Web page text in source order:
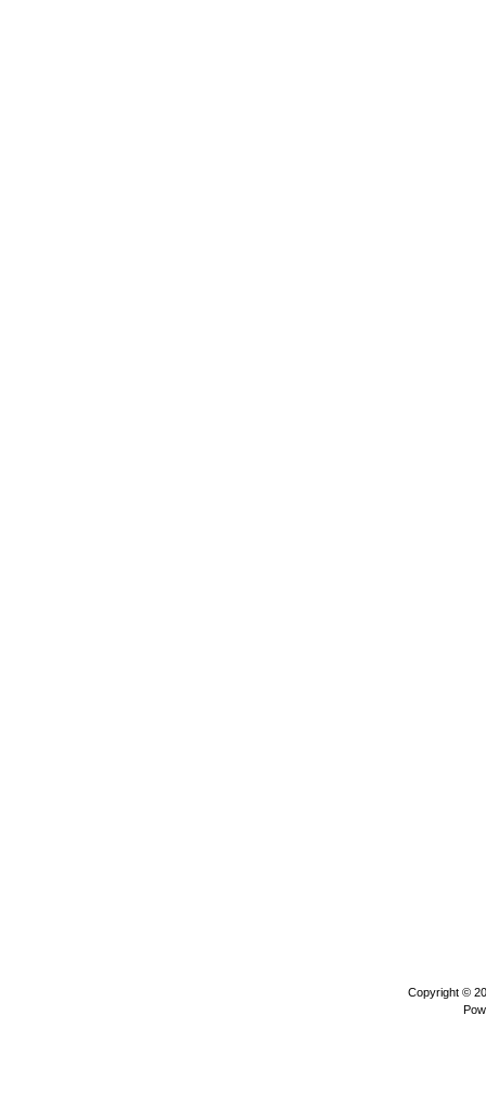
Copyright ©